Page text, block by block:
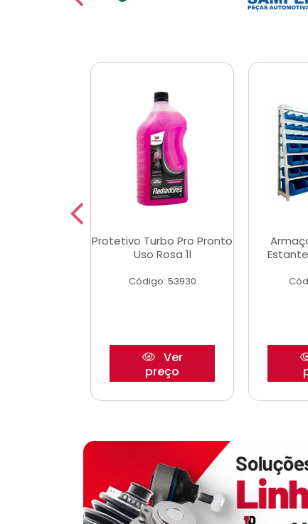
Protetivo Turbo Pro Pronto
Uso Rosa 1l
Código: 53930
Ver
preço